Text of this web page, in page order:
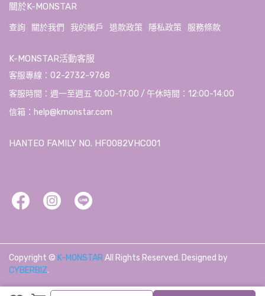
關於K-MONSTAR
查詢 關於我們 我的帳戶 退款政策 隱私政策 服務條款
K-MONSTAR活動客服
客服專線：02-2732-9768
客服時間：週一至週五 10:00-17:00 / 午休時間：12:00-14:00
信箱：help@kmonstar.com
HANTEO FAMILY NO. HF0082VHC001
Copyright © K-MONSTAR All Rights Reserved. Designed by
CYBERBIZ.